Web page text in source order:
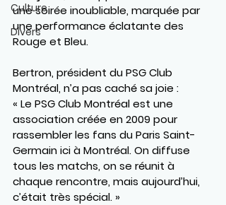
Culture
Divers
une soirée inoubliable, marquée par
une performance éclatante des
Rouge et Bleu.
Bertron, président du PSG Club
Montréal, n’a pas caché sa joie :
« Le PSG Club Montréal est une
association créée en 2009 pour
rassembler les fans du Paris Saint-
Germain ici à Montréal. On diffuse
tous les matchs, on se réunit à
chaque rencontre, mais aujourd’hui,
c’était très spécial. »